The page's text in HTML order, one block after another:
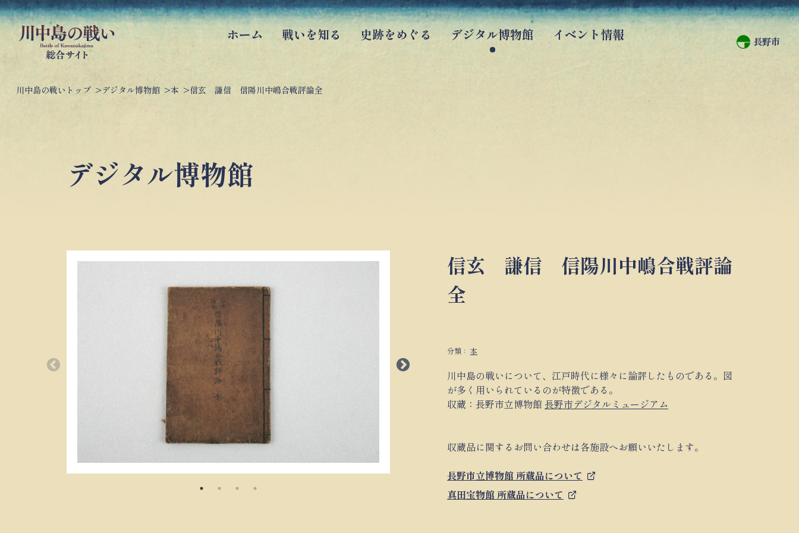
ホーム 戦いを知る 史跡をめぐる デジタル博物館 イベント情報 長野市
川中島の戦いトップ デジタル博物館 本 信玄 謙信 信陽川中嶋合戦評論全
デジタル博物館
信玄 謙信 信陽川中嶋合戦評論
全
分類： 本
川中島の戦いについて、江戸時代に様々に論評したものである。図
が多く用いられているのが特徴である。
収蔵：長野市立博物館長野市デジタルミュージアム
収蔵品に関するお問い合わせは各施設へお願いいたします。
長野市立博物館 所蔵品について
真田宝物館 所蔵品について